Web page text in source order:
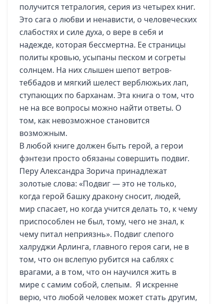
получится тетралогия, серия из четырех книг.
Это сага о любви и ненависти, о человеческих
слабостях и силе духа, о вере в себя и
надежде, которая бессмертна. Ее страницы
политы кровью, усыпаны песком и согреты
солнцем. На них слышен шепот ветров-
теббадов и мягкий шелест верблюжьих лап,
ступающих по барханам. Эта книга о том, что
не на все вопросы можно найти ответы. О
том, как невозможное становится
возможным.
В любой книге должен быть герой, а герои
фэнтези просто обязаны совершить подвиг.
Перу Александра Зорича принадлежат
золотые слова: «Подвиг — это не только,
когда герой башку дракону сносит, людей,
мир спасает, но когда учится делать то, к чему
приспособлен не был, тому, чего не знал, к
чему питал неприязнь». Подвиг слепого
халруджи Арлинга, главного героя саги, не в
том, что он вслепую рубится на саблях с
врагами, а в том, что он научился жить в
мире с самим собой, слепым. Я искренне
верю, что любой человек может стать другим,